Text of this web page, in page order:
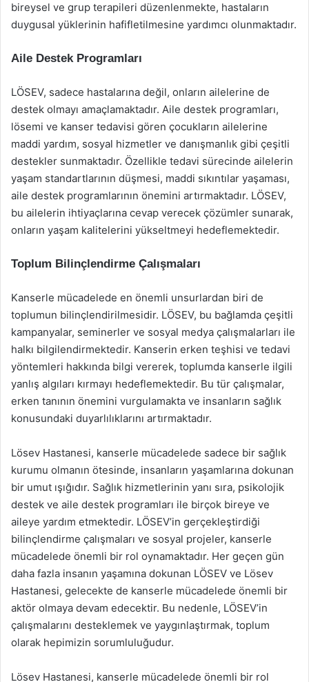
bireysel ve grup terapileri düzenlenmekte, hastaların
duygusal yüklerinin hafifletilmesine yardımcı olunmaktadır.
Aile Destek Programları
LÖSEV, sadece hastalarına değil, onların ailelerine de
destek olmayı amaçlamaktadır. Aile destek programları,
lösemi ve kanser tedavisi gören çocukların ailelerine
maddi yardım, sosyal hizmetler ve danışmanlık gibi çeşitli
destekler sunmaktadır. Özellikle tedavi sürecinde ailelerin
yaşam standartlarının düşmesi, maddi sıkıntılar yaşaması,
aile destek programlarının önemini artırmaktadır. LÖSEV,
bu ailelerin ihtiyaçlarına cevap verecek çözümler sunarak,
onların yaşam kalitelerini yükseltmeyi hedeflemektedir.
Toplum Bilinçlendirme Çalışmaları
Kanserle mücadelede en önemli unsurlardan biri de
toplumun bilinçlendirilmesidir. LÖSEV, bu bağlamda çeşitli
kampanyalar, seminerler ve sosyal medya çalışmalarları ile
halkı bilgilendirmektedir. Kanserin erken teşhisi ve tedavi
yöntemleri hakkında bilgi vererek, toplumda kanserle ilgili
yanlış algıları kırmayı hedeflemektedir. Bu tür çalışmalar,
erken tanının önemini vurgulamakta ve insanların sağlık
konusundaki duyarlılıklarını artırmaktadır.
Lösev Hastanesi, kanserle mücadelede sadece bir sağlık
kurumu olmanın ötesinde, insanların yaşamlarına dokunan
bir umut ışığıdır. Sağlık hizmetlerinin yanı sıra, psikolojik
destek ve aile destek programları ile birçok bireye ve
aileye yardım etmektedir. LÖSEV’in gerçekleştirdiği
bilinçlendirme çalışmaları ve sosyal projeler, kanserle
mücadelede önemli bir rol oynamaktadır. Her geçen gün
daha fazla insanın yaşamına dokunan LÖSEV ve Lösev
Hastanesi, gelecekte de kanserle mücadelede önemli bir
aktör olmaya devam edecektir. Bu nedenle, LÖSEV’in
çalışmalarını desteklemek ve yaygınlaştırmak, toplum
olarak hepimizin sorumluluğudur.
Lösev Hastanesi, kanserle mücadelede önemli bir rol